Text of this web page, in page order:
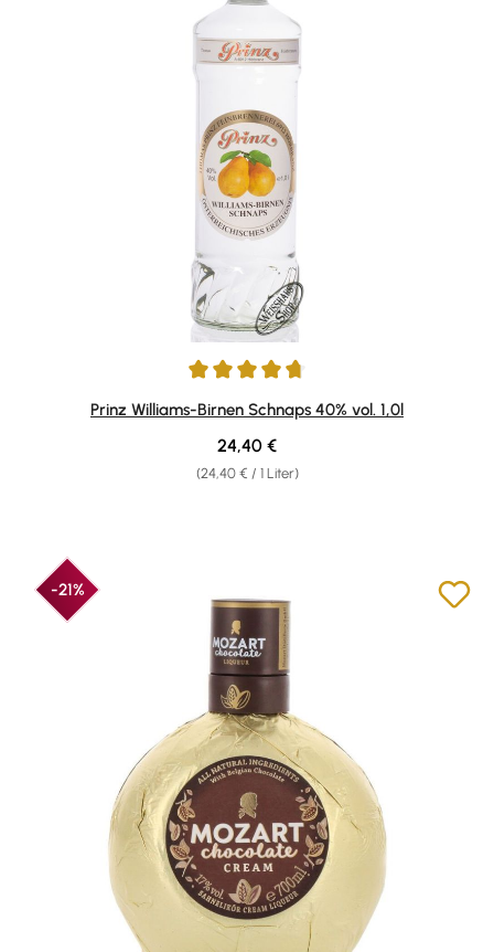
Durchschnittliche Bewertung von 4.86 von 5 Sternen
Prinz Williams-Birnen Schnaps 40% vol. 1,0l
(24,40 € / 1 Liter)
Regulärer Preis:
24,40 €
-21%